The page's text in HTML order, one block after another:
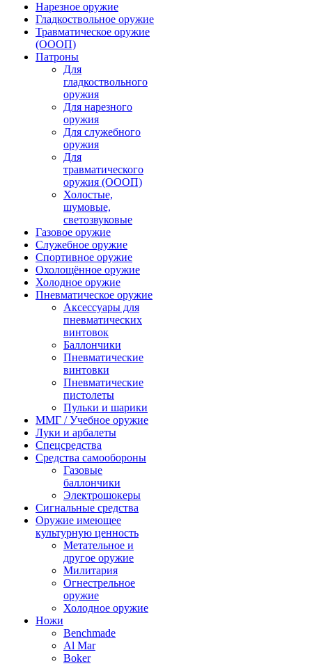
Нарезное оружие
Гладкоствольное оружие
Травматическое оружие
(ОООП)
Патроны
Для
гладкоствольного
оружия
Для нарезного
оружия
Для служебного
оружия
Для
травматического
оружия (ОООП)
Холостые,
шумовые,
светозвуковые
Газовое оружие
Служебное оружие
Спортивное оружие
Охолощённое оружие
Холодное оружие
Пневматическое оружие
Аксессуары для
пневматических
винтовок
Баллончики
Пневматические
винтовки
Пневматические
пистолеты
Пульки и шарики
ММГ / Учебное оружие
Луки и арбалеты
Спецсредства
Средства самообороны
Газовые
баллончики
Электрошокеры
Сигнальные средства
Оружие имеющее
культурную ценность
Метательное и
другое оружие
Милитария
Огнестрельное
оружие
Холодное оружие
Ножи
Benchmade
Al Mar
Boker